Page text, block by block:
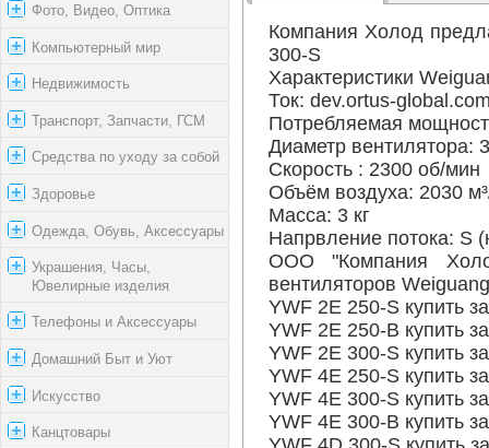
Фото, Видео, Оптика
Компьютерный мир
Недвижимость
Транспорт, Запчасти, ГСМ
Средства по уходу за собой
Здоровье
Одежда, Обувь, Аксессуары
Украшения, Часы,
Ювелирные изделия
Телефоны и Аксессуары
Домашний Быт и Уют
Искусство
Канцтовары
Компания Холод
300-S
Характеристики
Ток: dev.ortus-
Потребляемая
Диаметр вентилятора:
Скорость : 2300 об/мин
Объём воздуха: 2030
Масса: 3 кг
Напрвление потока: S
ООО "Компания
вентиляторов
YWF 2E 250-S купить
YWF 2E 250-B купить
YWF 2E 300-S купить
YWF 4E 250-S купить
YWF 4E 300-S купить
YWF 4E 300-B купить